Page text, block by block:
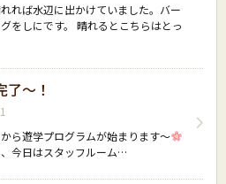
れば水辺に出かけていました。バー
をしにです。 晴れるとこちらはとっ
〜！
ら遊学プログラムが始まります〜
今日はスタッフルーム…